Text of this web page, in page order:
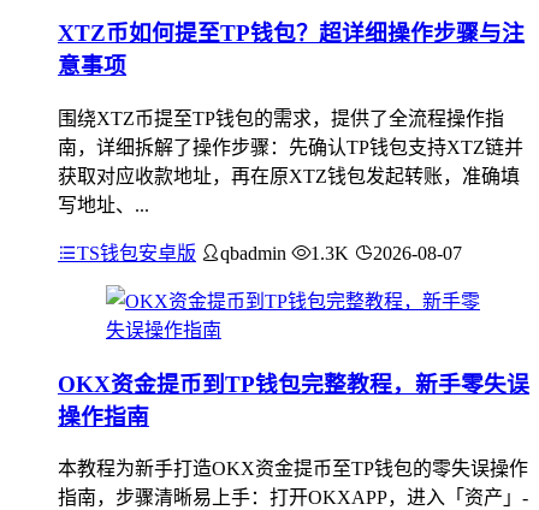
XTZ币如何提至TP钱包？超详细操作步骤与注
意事项
围绕XTZ币提至TP钱包的需求，提供了全流程操作指
南，详细拆解了操作步骤：先确认TP钱包支持XTZ链并
获取对应收款地址，再在原XTZ钱包发起转账，准确填
写地址、...
TS钱包安卓版 qbadmin 1.3K 2026-08-07
OKX资金提币到TP钱包完整教程，新手零失误
操作指南
本教程为新手打造OKX资金提币至TP钱包的零失误操作
指南，步骤清晰易上手：打开OKXAPP，进入「资产」-